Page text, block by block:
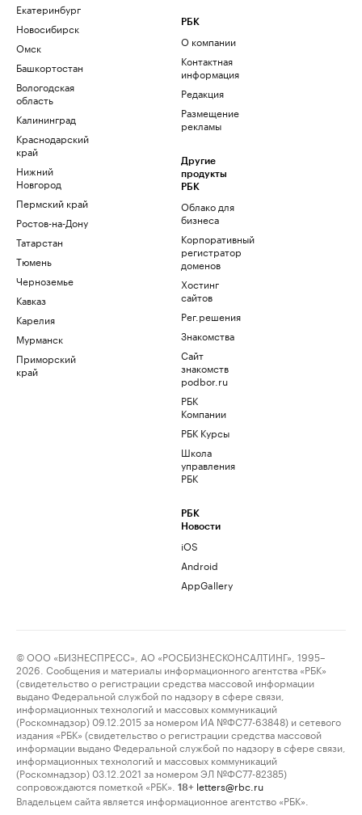
Екатеринбург
Новосибирск
Омск
Башкортостан
Вологодская
область
Калининград
Краснодарский
край
Нижний
Новгород
Пермский край
Ростов-на-Дону
Татарстан
Тюмень
Черноземье
Кавказ
Карелия
Мурманск
Приморский
край
РБК
О компании
Контактная
информация
Редакция
Размещение
рекламы
Другие
продукты
РБК
Облако для
бизнеса
Корпоративный
регистратор
доменов
Хостинг
сайтов
Рег.решения
Знакомства
Сайт
знакомств
podbor.ru
РБК
Компании
РБК Курсы
Школа
управления
РБК
РБК
Новости
iOS
Android
AppGallery
© ООО «БИЗНЕСПРЕСС», АО «РОСБИЗНЕСКОНСАЛТИНГ», 1995–
2026. Сообщения и материалы информационного агентства «РБК»
(свидетельство о регистрации средства массовой информации
выдано Федеральной службой по надзору в сфере связи,
информационных технологий и массовых коммуникаций
(Роскомнадзор) 09.12.2015 за номером ИА №ФС77-63848) и сетевого
издания «РБК» (свидетельство о регистрации средства массовой
информации выдано Федеральной службой по надзору в сфере связи,
информационных технологий и массовых коммуникаций
(Роскомнадзор) 03.12.2021 за номером ЭЛ №ФС77-82385)
сопровождаются пометкой «РБК».
18+ letters@rbc.ru
Владельцем сайта является информационное агентство «РБК».